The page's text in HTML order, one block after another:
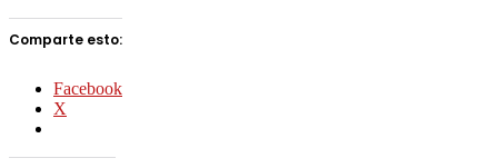
Comparte esto:
Facebook
X